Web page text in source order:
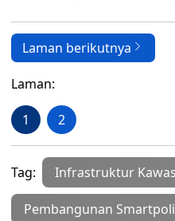
Laman berikutnya
Laman:
1 2
Tag: Infrastruktur
Pembangunan